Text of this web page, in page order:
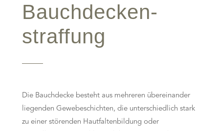
Bauchdecken­
straffung
Die Bauchdecke besteht aus mehreren übereinander
liegenden Gewebeschichten, die unterschiedlich stark
zu einer störenden Hautfaltenbildung oder